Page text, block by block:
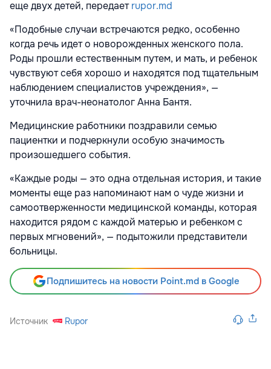
еще двух детей, передаетrupor.md
«Подобные случаи встречаются редко, особенно
когда речь идет о новорожденных женского пола.
Роды прошли естественным путем, и мать, и ребенок
чувствуют себя хорошо и находятся под тщательным
наблюдением специалистов учреждения», —
уточнила врач-неонатолог Анна Бантя.
Медицинские работники поздравили семью
пациентки и подчеркнули особую значимость
произошедшего события.
«Каждые роды — это одна отдельная история, и такие
моменты еще раз напоминают нам о чуде жизни и
самоотверженности медицинской команды, которая
находится рядом с каждой матерью и ребенком с
первых мгновений», — подытожили представители
больницы.
Подпишитесь на новости Point.md в Google
Источник Rupor